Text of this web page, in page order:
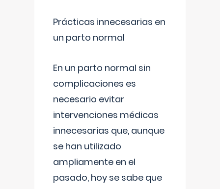
Prácticas innecesarias en
un parto normal
En un parto normal sin
complicaciones es
necesario evitar
intervenciones médicas
innecesarias que, aunque
se han utilizado
ampliamente en el
pasado, hoy se sabe que